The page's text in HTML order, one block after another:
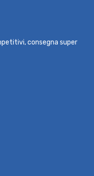
consegna super